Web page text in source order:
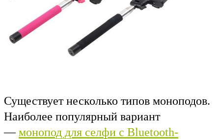
Существует несколько типов моноподов.
Наиболее популярный вариант
—монопод для селфи с Bluetooth-